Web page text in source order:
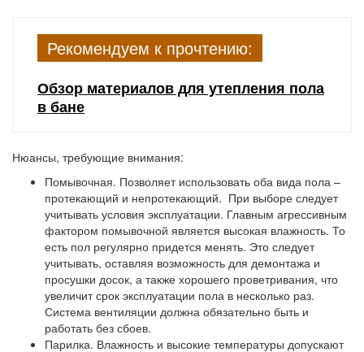
Рекомендуем к прочтению:
Обзор материалов для утепления пола
в бане
Нюансы, требующие внимания:
Помывочная. Позволяет использовать оба вида пола –
протекающий и непротекающий. При выборе следует
учитывать условия эксплуатации. Главным агрессивным
фактором помывочной является высокая влажность. То
есть пол регулярно придется менять. Это следует
учитывать, оставляя возможность для демонтажа и
просушки досок, а также хорошего проветривания, что
увеличит срок эксплуатации пола в несколько раз.
Система вентиляции должна обязательно быть и
работать без сбоев.
Парилка. Влажность и высокие температуры допускают